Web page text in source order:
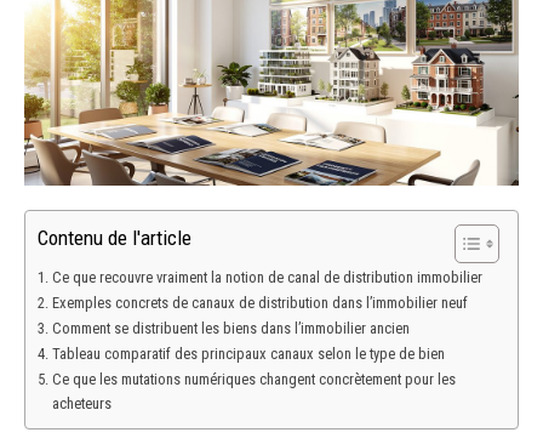
Contenu de l'article
Ce que recouvre vraiment la notion de canal de distribution immobilier
Exemples concrets de canaux de distribution dans l’immobilier neuf
Comment se distribuent les biens dans l’immobilier ancien
Tableau comparatif des principaux canaux selon le type de bien
Ce que les mutations numériques changent concrètement pour les
acheteurs